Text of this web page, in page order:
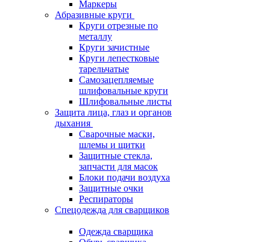
Маркеры
Абразивные круги
Круги отрезные по
металлу
Круги зачистные
Круги лепестковые
тарельчатые
Самозацепляемые
шлифовальные круги
Шлифовальные листы
Защита лица, глаз и органов
дыхания
Сварочные маски,
шлемы и щитки
Защитные стекла,
запчасти для масок
Блоки подачи воздуха
Защитные очки
Респираторы
Спецодежда для сварщиков
Одежда сварщика